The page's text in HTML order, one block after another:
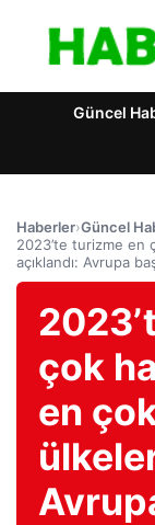
Güncel
Haberler›Güncel
2023’te turizme en
açıklandı: Avrupa
çok
en